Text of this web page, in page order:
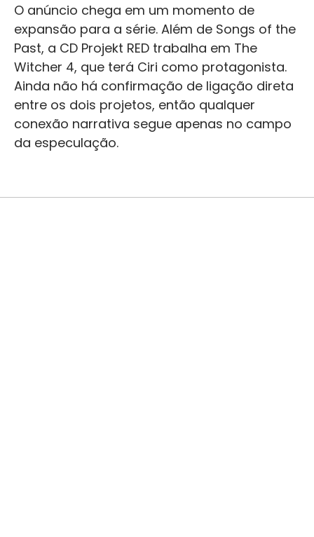
O anúncio chega em um momento de
expansão para a série. Além de Songs of the
Past, a CD Projekt RED trabalha em The
Witcher 4, que terá Ciri como protagonista.
Ainda não há confirmação de ligação direta
entre os dois projetos, então qualquer
conexão narrativa segue apenas no campo
da especulação.